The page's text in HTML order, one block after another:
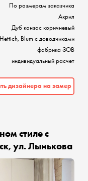
По размерам заказчика
Акрил
Дуб канзас коричневый
Hettich, Blum с доводчиками
фабрика ЗОВ
индивидуальный расчет
дизайнера на замер
стиле с
ул. Лынькова